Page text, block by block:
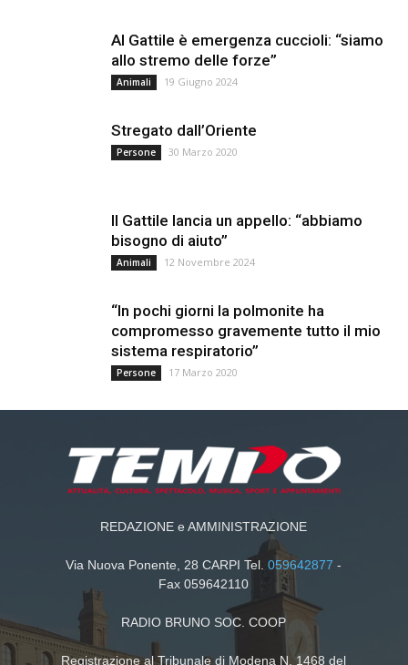
Al Gattile è emergenza cuccioli: “siamo
allo stremo delle forze”
Animali 19 Giugno 2024
Stregato dall’Oriente
Persone 30 Marzo 2020
Il Gattile lancia un appello: “abbiamo
bisogno di aiuto”
Animali 12 Novembre 2024
“In pochi giorni la polmonite ha
compromesso gravemente tutto il mio
sistema respiratorio”
Persone 17 Marzo 2020
REDAZIONE e AMMINISTRAZIONE
Via Nuova Ponente, 28 CARPI Tel.059642877 -
Fax 059642110
RADIO BRUNO SOC. COOP
Registrazione al Tribunale di Modena N. 1468 del